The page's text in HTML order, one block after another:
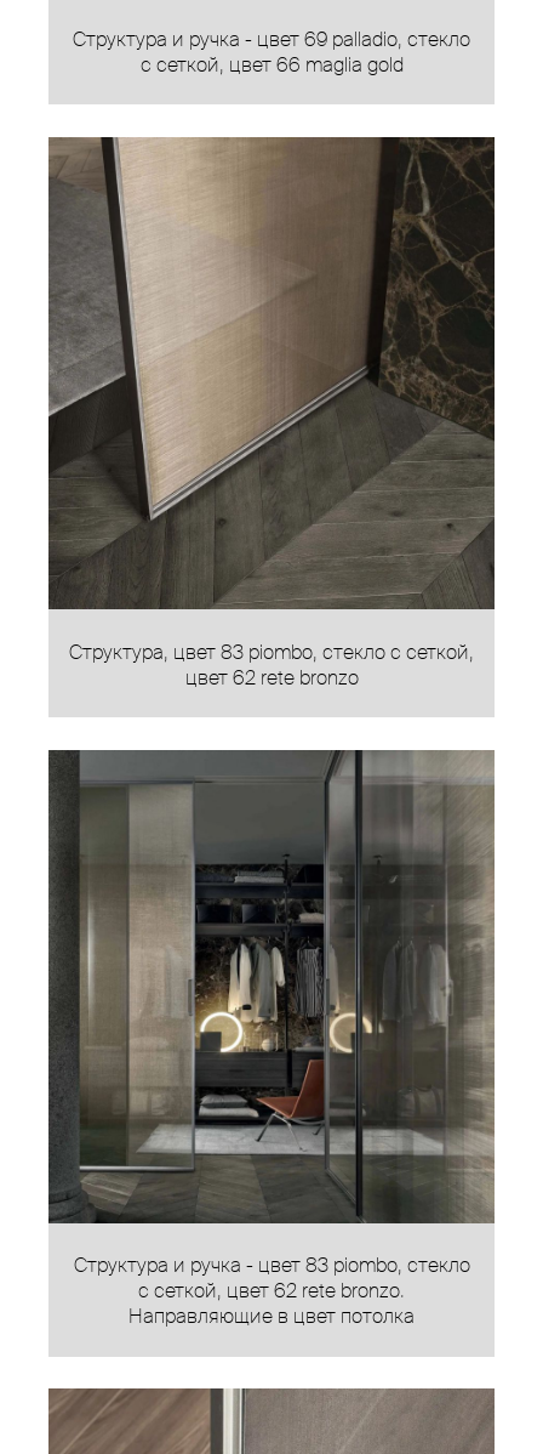
Структура и ручка - цвет 69 palladio, стекло
с сеткой, цвет 66 maglia gold
Структура, цвет 83 piombo, стекло с сеткой,
цвет 62 rete bronzo
Структура и ручка - цвет 83 piombo, стекло
с сеткой, цвет 62 rete bronzo.
Направляющие в цвет потолка